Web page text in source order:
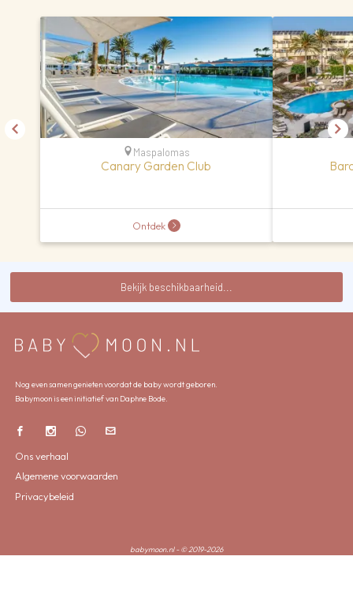
Maspalomas
Canary Garden Club
Ontdek
Bekijk beschikbaarheid...
Nog even samen genieten voordat de baby wordt geboren.
Babymoon is een initiatief van Daphne Bode.
Ons verhaal
Algemene voorwaarden
Privacybeleid
babymoon.nl - © 2019-2026